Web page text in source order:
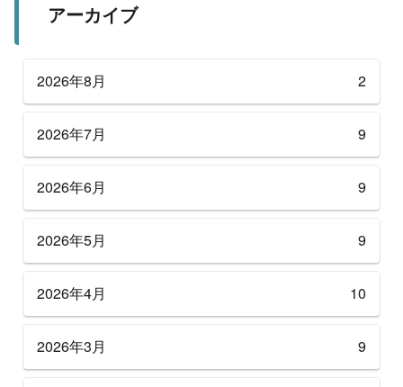
アーカイブ
2026年8月 2
2026年7月 9
2026年6月 9
2026年5月 9
2026年4月 10
2026年3月 9